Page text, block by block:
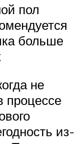
пол
больше
не
процессе
из-